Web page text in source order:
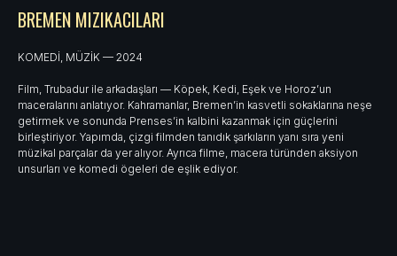
BREMEN MIZIKACILARI
KOMEDİ, MÜZİK — 2024
Film, Trubadur ile arkadaşları — Köpek, Kedi, Eşek ve Horoz’un
maceralarını anlatıyor. Kahramanlar, Bremen’in kasvetli sokaklarına neşe
getirmek ve sonunda Prenses’in kalbini kazanmak için güçlerini
birleştiriyor. Yapımda, çizgi filmden tanıdık şarkıların yanı sıra yeni
müzikal parçalar da yer alıyor. Ayrıca filme, macera türünden aksiyon
unsurları ve komedi ögeleri de eşlik ediyor.